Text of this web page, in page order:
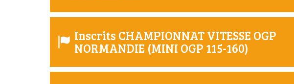
Inscrits CHAMPIONNAT VITESSE OGP
NORMANDIE (MINI OGP 115-160)